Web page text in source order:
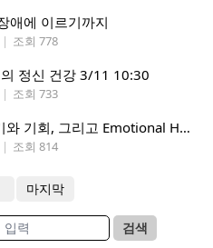
애에 이르기까지
| 조회 778
정신 건강 3/11 10:30
| 조회 733
이민 가정이 겪는 심리적 위기와 기회, 그리고 Emotional Home
| 조회 814
마지막
검색